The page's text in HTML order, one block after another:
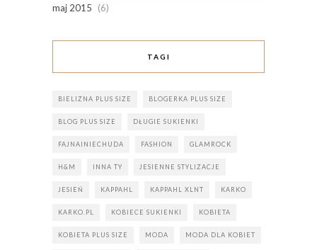
maj 2015
(6)
TAGI
BIELIZNA PLUS SIZE BLOGERKA PLUS SIZE
BLOG PLUS SIZE DŁUGIE SUKIENKI
FAJNAINIECHUDA FASHION GLAMROCK
H&M INNA TY JESIENNE STYLIZACJE
JESIEŃ KAPPAHL KAPPAHL XLNT KARKO
KARKO.PL KOBIECE SUKIENKI KOBIETA
KOBIETA PLUS SIZE MODA MODA DLA KOBIET